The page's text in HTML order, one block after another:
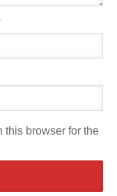
this browser for the